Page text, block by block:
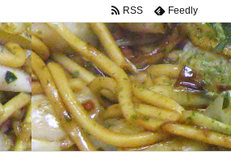
RSS Feedly